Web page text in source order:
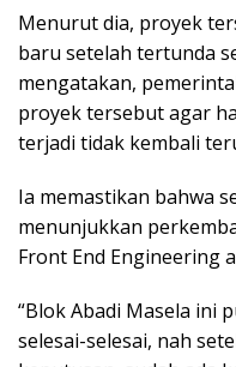
Menurut dia, proyek
baru setelah tertunda
mengatakan,
proyek tersebut agar
terjadi tidak kembali
Ia memastikan bahwa
menunjukkan
Front End Engineering
“Blok Abadi Masela ini
selesai-selesai, nah